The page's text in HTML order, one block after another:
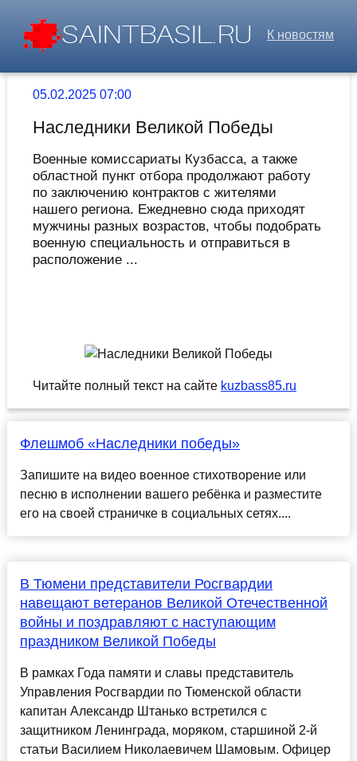
К новостям
05.02.2025 07:00
Наследники Великой Победы
Военные комиссариаты Кузбасса, а также
областной пункт отбора продолжают работу
по заключению контрактов с жителями
нашего региона. Ежедневно сюда приходят
мужчины разных возрастов, чтобы подобрать
военную специальность и отправиться в
расположение ...
Читайте полный текст на сайте kuzbass85.ru
Флешмоб «Наследники победы»
Запишите на видео военное стихотворение или
песню в исполнении вашего ребёнка и разместите
его на своей страничке в социальных сетях....
В Тюмени представители Росгвардии
навещают ветеранов Великой Отечественной
войны и поздравляют с наступающим
праздником Великой Победы
В рамках Года памяти и славы представитель
Управления Росгвардии по Тюменской области
капитан Александр Штанько встретился с
защитником Ленинграда, моряком, старшиной 2-й
статьи Василием Николаевичем Шамовым. Офицер